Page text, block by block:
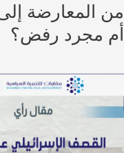
المعارضة إلى
مجرد رفض؟